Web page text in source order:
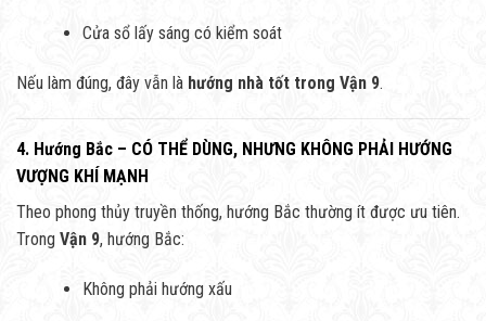
Cửa sổ lấy sáng có kiểm soát
Nếu làm đúng, đây vẫn là hướng nhà tốt trong Vận 9.
4. Hướng Bắc – CÓ THỂ DÙNG, NHƯNG KHÔNG PHẢI HƯỚNG
VƯỢNG KHÍ MẠNH
Theo phong thủy truyền thống, hướng Bắc thường ít được ưu tiên.
Trong Vận 9, hướng Bắc:
Không phải hướng xấu